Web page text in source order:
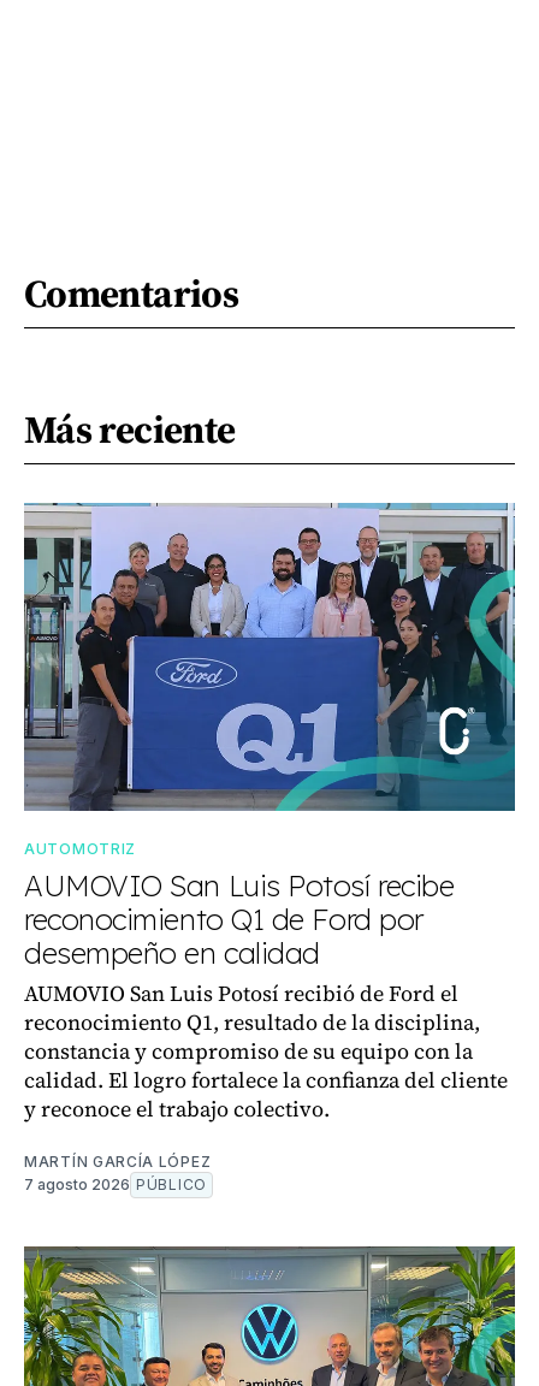
Comentarios
Más reciente
AUTOMOTRIZ
AUMOVIO San Luis Potosí recibe
reconocimiento Q1 de Ford por
desempeño en calidad
AUMOVIO San Luis Potosí recibió de Ford el
reconocimiento Q1, resultado de la disciplina,
constancia y compromiso de su equipo con la
calidad. El logro fortalece la confianza del cliente
y reconoce el trabajo colectivo.
MARTÍN GARCÍA LÓPEZ
7 agosto 2026 PÚBLICO